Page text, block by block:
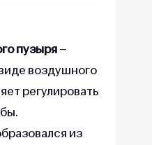
пузыря–
воздушного
регулировать
из